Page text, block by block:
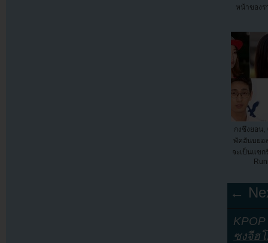
หน้าของร
กงซึงยอน,
พัคฮันบยอ
จะเป็นแขก
←
ซงจีฮ